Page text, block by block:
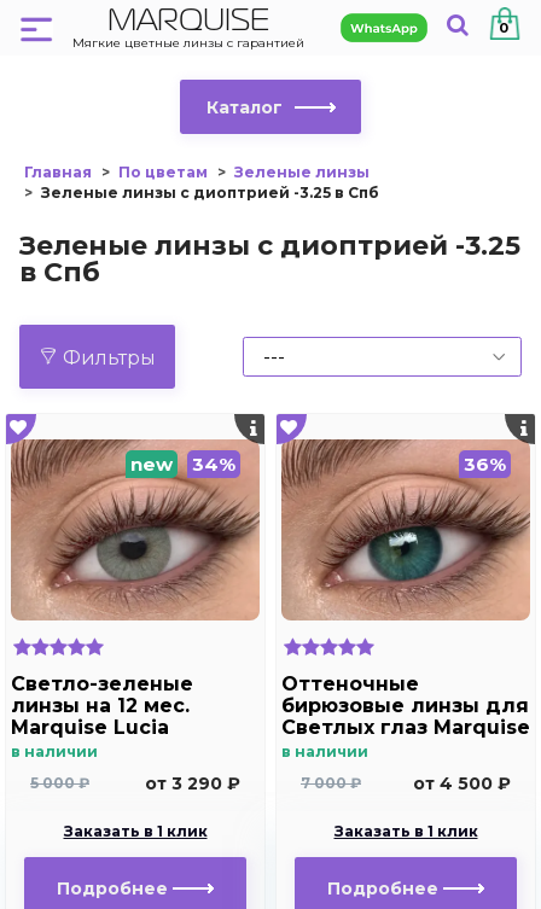
MARQUISE
Мягкие цветные линзы с гарантией
0
Каталог
Главная По цветам
Зеленые линзы
Зеленые линзы с диоптрией -3.25 в Спб
Зеленые линзы с диоптрией -3.25
в Спб
Фильтры
new 34%
Светло-зеленые
линзы на 12 мес.
Marquise Lucia
Copacabana
в наличии
5 000 ₽
от 3 290 ₽
Заказать в 1 клик
Подробнее
36%
Оттеночные
бирюзовые линзы для
Светлых глаз Marquise
solo aqua для
близорукости
в наличии
7 000 ₽
от 4 500 ₽
Заказать в 1 клик
Подробнее